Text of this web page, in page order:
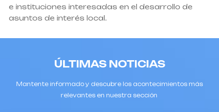
e instituciones interesadas en el desarrollo de
asuntos de interés local.
ÚLTIMAS NOTICIAS
Mantente informado y descubre los acontecimientos más
relevantes en nuestra sección